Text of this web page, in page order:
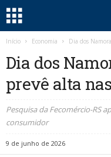
Início Economia Dia dos
Dia dos
prevê alta
Pesquisa da Fecomércio-RS
consumidor
9 de junho de 2026